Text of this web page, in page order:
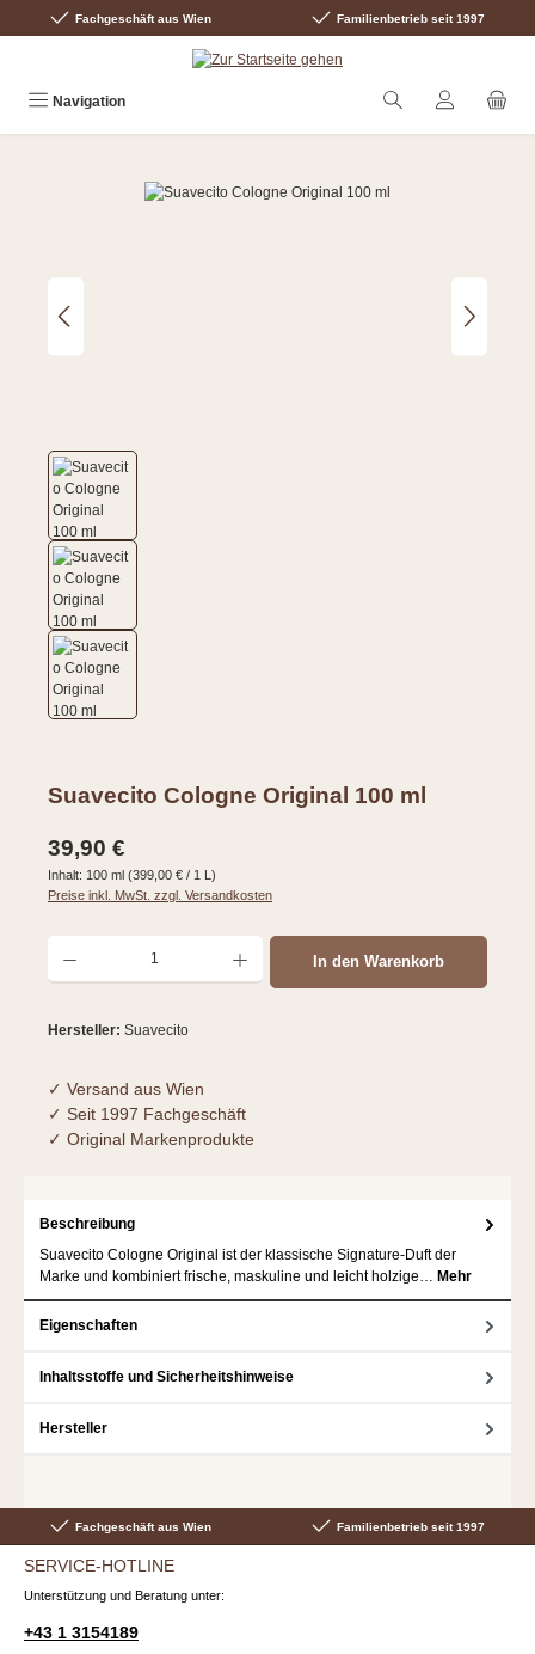
Zum Hauptinhalt springen
Fachgeschäft aus Wien Familienbetrieb seit 1997
Navigation
Bildergalerie überspringen
Suavecito Cologne Original 100 ml
Regulärer Preis:
39,90 €
Inhalt: 100 ml (399,00 € / 1 L)
Preise inkl. MwSt. zzgl. Versandkosten
Produkt Anzahl: Gib den gewünschten Wert ein oder benutze die Schaltflächen um
In den Warenkorb
Hersteller: Suavecito
✓ Versand aus Wien
✓ Seit 1997 Fachgeschäft
✓ Original Markenprodukte
Beschreibung
Suavecito Cologne Original ist der klassische Signature-Duft der
Marke und kombiniert frische, maskuline und leicht holzige… Mehr
Eigenschaften
Inhaltsstoffe und Sicherheitshinweise
Hersteller
Fachgeschäft aus Wien Familienbetrieb seit 1997
SERVICE-HOTLINE
Unterstützung und Beratung unter:
+43 1 3154189